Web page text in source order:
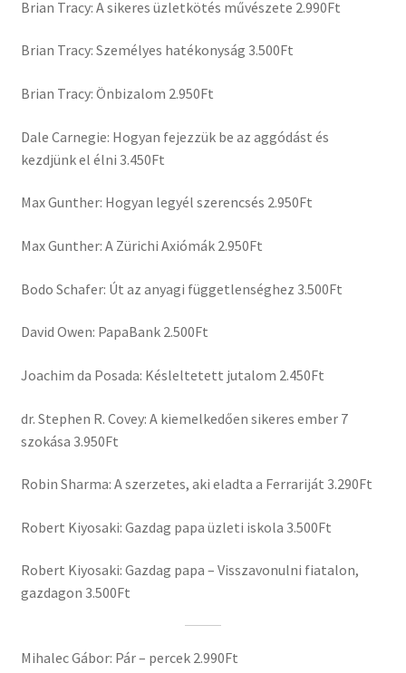
Brian Tracy: A sikeres üzletkötés művészete 2.990Ft
Brian Tracy: Személyes hatékonyság 3.500Ft
Brian Tracy: Önbizalom 2.950Ft
Dale Carnegie: Hogyan fejezzük be az aggódást és
kezdjünk el élni 3.450Ft
Max Gunther: Hogyan legyél szerencsés 2.950Ft
Max Gunther: A Zürichi Axiómák 2.950Ft
Bodo Schafer: Út az anyagi függetlenséghez 3.500Ft
David Owen: PapaBank 2.500Ft
Joachim da Posada: Késleltetett jutalom 2.450Ft
dr. Stephen R. Covey: A kiemelkedően sikeres ember 7
szokása 3.950Ft
Robin Sharma: A szerzetes, aki eladta a Ferrariját 3.290Ft
Robert Kiyosaki: Gazdag papa üzleti iskola 3.500Ft
Robert Kiyosaki: Gazdag papa – Visszavonulni fiatalon,
gazdagon 3.500Ft
Mihalec Gábor: Pár – percek 2.990Ft